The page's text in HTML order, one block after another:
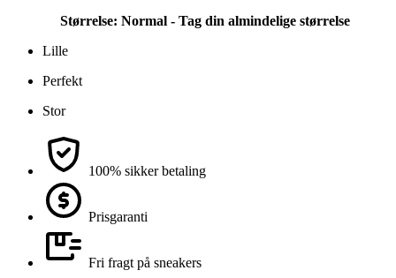
Størrelse: Normal - Tag din almindelige størrelse
Lille
Perfekt
Stor
100% sikker betaling
Prisgaranti
Fri fragt på sneakers